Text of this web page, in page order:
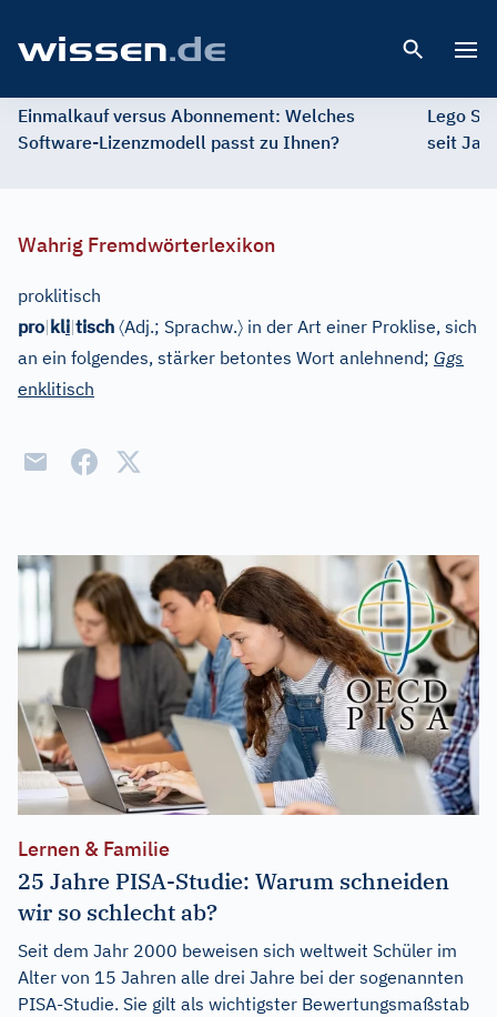
Einmalkauf versus Abonnement: Welches
Software-Lizenzmodell passt zu Ihnen?
Lego
seit
Wahrig Fremdwörterlexikon
proklitisch
pro|kli|tisch 〈Adj.; Sprachw.〉 in der Art einer Proklise, sich
an ein folgendes, stärker betontes Wort anlehnend; Ggs
enklitisch
Lernen & Familie
25 Jahre PISA-Studie: Warum schneiden
wir so schlecht ab?
Seit dem Jahr 2000 beweisen sich weltweit Schüler im
Alter von 15 Jahren alle drei Jahre bei der sogenannten
PISA-Studie. Sie gilt als wichtigster Bewertungsmaßstab